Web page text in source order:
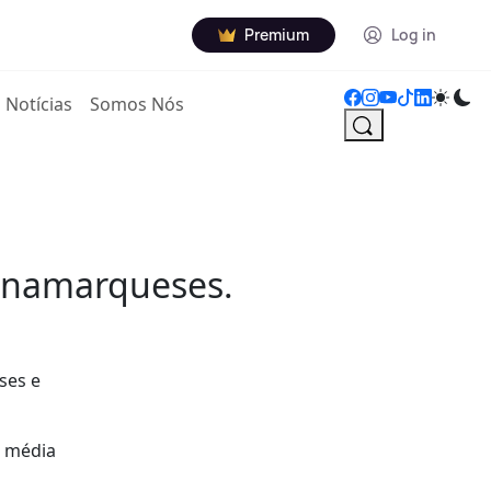
Premium Log in
Notícias Somos Nós
e